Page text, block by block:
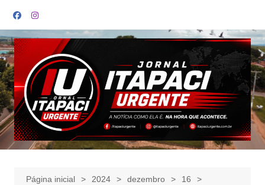
para
o
conteúdo
Página inicial 2024 dezembro
16